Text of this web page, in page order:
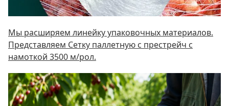
Мы расширяем линейку упаковочных материалов.
Представляем Сетку паллетную c престрейч с
намоткой 3500 м/рол.